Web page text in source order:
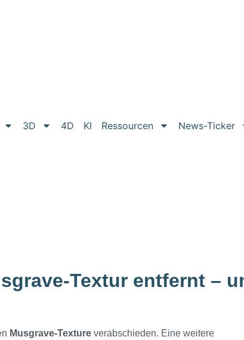
3D 4D KI Ressourcen News-Ticker
Textur entfernt –
Musgrave-Texture verabschieden. Eine weitere